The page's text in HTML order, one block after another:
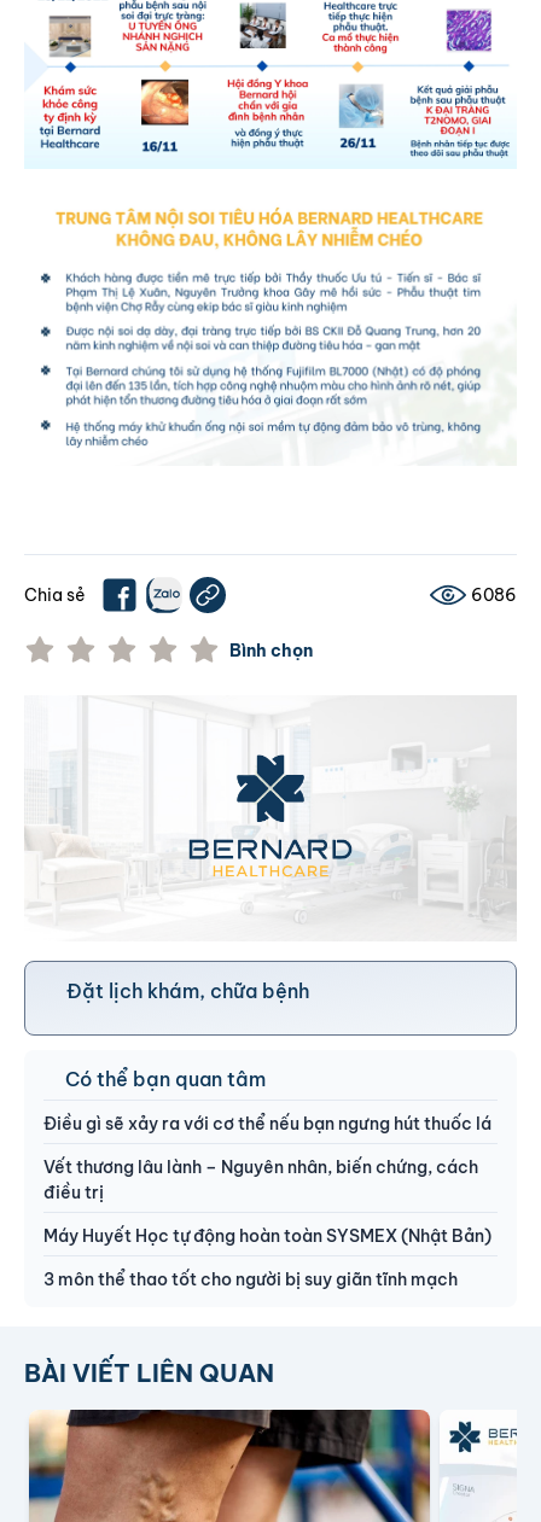
Chia sẻ 6086
Bình chọn
Đặt lịch khám, chữa bệnh
Có thể bạn quan tâm
Điều gì sẽ xảy ra với cơ thể nếu bạn ngưng hút thuốc lá
Vết thương lâu lành – Nguyên nhân, biến chứng, cách
điều trị
Máy Huyết Học tự động hoàn toàn SYSMEX (Nhật Bản)
3 môn thể thao tốt cho người bị suy giãn tĩnh mạch
BÀI VIẾT LIÊN QUAN